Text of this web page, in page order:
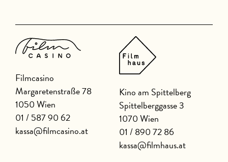
Filmcasino
Margaretenstraße 78
1050 Wien
01 / 587 90 62
kassa@filmcasino.at
Kino am Spittelberg
Spittelberggasse 3
1070 Wien
01 / 890 72 86
kassa@filmhaus.at